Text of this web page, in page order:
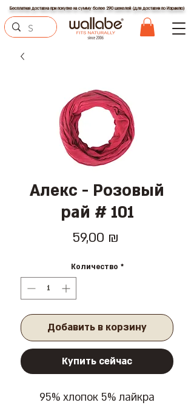
Бесплатная доставка при покупке на сумму более 290 шекелей (для доставки по Израилю)
Алекс - Розовый
рай # 101
59,00 ₪
Количество *
Добавить в корзину
Купить сейчас
95% хлопок 5% лайкра